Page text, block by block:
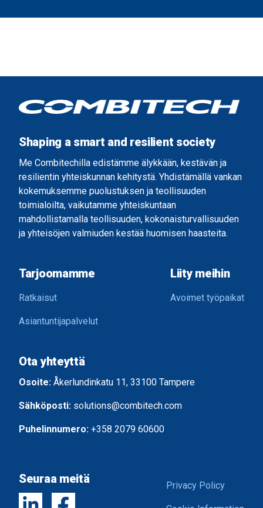
Shaping a smart and resilient society
Me Combitechilla edistämme älykkään, kestävän ja
resilientin yhteiskunnan kehitystä. Yhdistämällä vankan
kokemuksemme puolustuksen ja teollisuuden
toimialoilta, vaikutamme yhteiskuntaan
mahdollistamalla teollisuuden, kokonaisturvallisuuden
ja yhteisöjen valmiuden kestää huomisen haasteita.
Tarjoomamme
Ratkaisut
Asiantuntijapalvelut
Liity meihin
Avoimet työpaikat
Ota yhteyttä
Osoite: Åkerlundinkatu 11, 33100 Tampere
Sähköposti: solutions@combitech.com
Puhelinnumero: +358 2079 60600
Seuraa meitä Privacy Policy